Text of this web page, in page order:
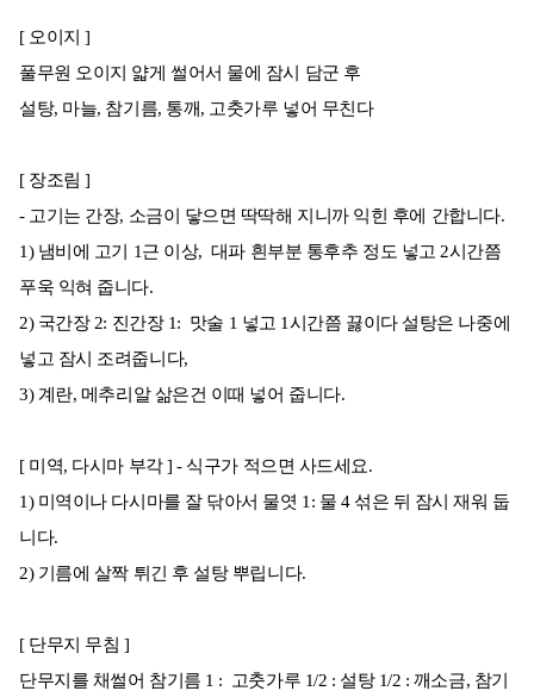
[ 오이지 ]
풀무원 오이지 얇게 썰어서 물에 잠시 담군 후
설탕, 마늘, 참기름, 통깨, 고춧가루 넣어 무친다
[ 장조림 ]
- 고기는 간장, 소금이 닿으면 딱딱해 지니까 익힌 후에 간합니다.
1) 냄비에 고기 1근 이상, 대파 흰부분 통후추 정도 넣고 2시간쯤
푸욱 익혀 줍니다.
2) 국간장 2: 진간장 1: 맛술 1 넣고 1시간쯤 끓이다 설탕은 나중에
넣고 잠시 조려줍니다,
3) 계란, 메추리알 삶은건 이때 넣어 줍니다.
[ 미역, 다시마 부각 ] - 식구가 적으면 사드세요.
1) 미역이나 다시마를 잘 닦아서 물엿 1: 물 4 섞은 뒤 잠시 재워 둡
니다.
2) 기름에 살짝 튀긴 후 설탕 뿌립니다.
[ 단무지 무침 ]
단무지를 채썰어 참기름 1 : 고춧가루 1/2 : 설탕 1/2 : 깨소금, 참기